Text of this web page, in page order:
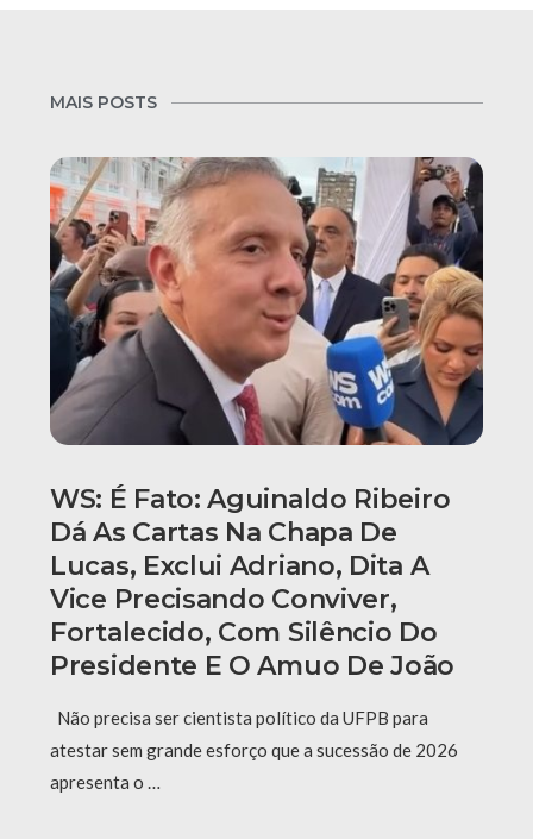
MAIS POSTS
WS: É Fato: Aguinaldo Ribeiro
Dá As Cartas Na Chapa De
Lucas, Exclui Adriano, Dita A
Vice Precisando Conviver,
Fortalecido, Com Silêncio Do
Presidente E O Amuo De João
Não precisa ser cientista político da UFPB para
atestar sem grande esforço que a sucessão de 2026
apresenta o …